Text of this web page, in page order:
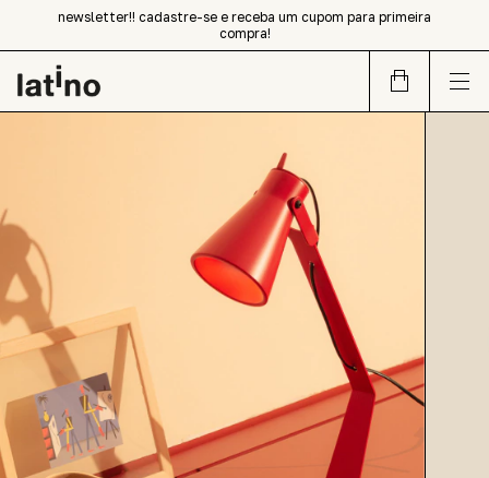
newsletter!! cadastre-se e receba um cupom para primeira
compra!